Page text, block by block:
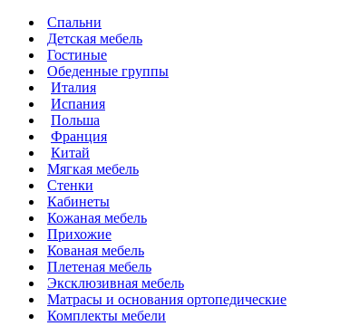
Спальни
Детская мебель
Гостиные
Обеденные группы
Италия
Испания
Польша
Франция
Китай
Мягкая мебель
Стенки
Кабинеты
Кожаная мебель
Прихожие
Кованая мебель
Плетеная мебель
Эксклюзивная мебель
Матрасы и основания ортопедические
Комплекты мебели